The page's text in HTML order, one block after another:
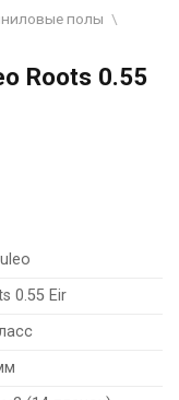
полы \
Roots 0.55
0.55 Eir